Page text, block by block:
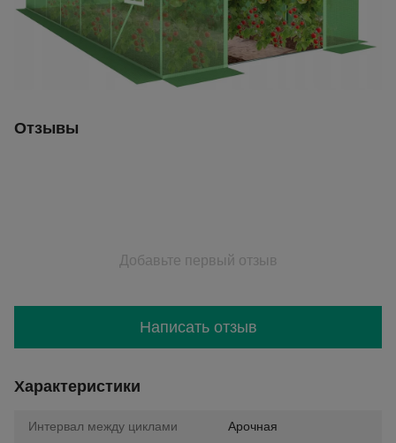
Отзывы
Добавьте первый отзыв
Написать отзыв
Характеристики
Интервал между циклами Арочная